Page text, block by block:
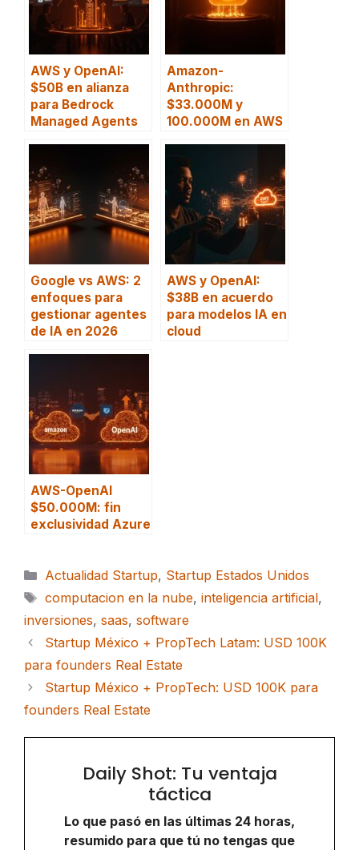
AWS y OpenAI:
$50B en alianza
para Bedrock
Managed Agents
Amazon-
Anthropic:
$33.000M y
100.000M en AWS
Google vs AWS: 2
enfoques para
gestionar agentes
de IA en 2026
AWS y OpenAI:
$38B en acuerdo
para modelos IA en
cloud
AWS-OpenAI
$50.000M: fin
exclusividad Azure
Categorías
Actualidad Startup, Startup Estados Unidos
Etiquetas
computacion en la nube, inteligencia artificial,
inversiones, saas, software
Startup México + PropTech Latam: USD 100K
para founders Real Estate
Startup México + PropTech: USD 100K para
founders Real Estate
Daily Shot: Tu ventaja
táctica
Lo que pasó en las últimas 24 horas,
resumido para que tú no tengas que